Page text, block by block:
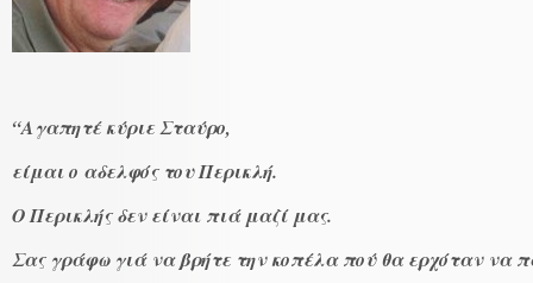
“Αγαπητέ κύριε Σταύρο,
είμαι ο αδελφός του Περικλή.
Ο Περικλής δεν είναι πιά μαζί μας.
Σας γράφω γιά να βρήτε την κοπέλα πού θα ερχόταν να